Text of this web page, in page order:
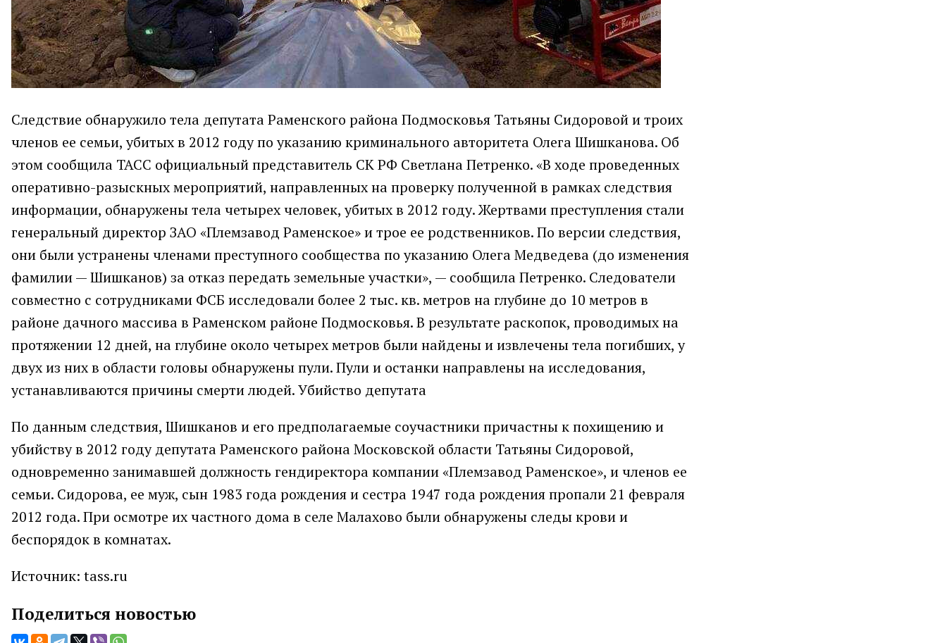
Следствие обнаружило тела депутата Раменского района Подмосковья Татьяны Сидоровой и троих
членов ее семьи, убитых в 2012 году по указанию криминального авторитета Олега Шишканова. Об
этом сообщила ТАСС официальный представитель СК РФ Светлана Петренко. «В ходе проведенных
оперативно-разыскных мероприятий, направленных на проверку полученной в рамках следствия
информации, обнаружены тела четырех человек, убитых в 2012 году. Жертвами преступления стали
генеральный директор ЗАО «Племзавод Раменское» и трое ее родственников. По версии следствия,
они были устранены членами преступного сообщества по указанию Олега Медведева (до изменения
фамилии — Шишканов) за отказ передать земельные участки», — сообщила Петренко. Следователи
совместно с сотрудниками ФСБ исследовали более 2 тыс. кв. метров на глубине до 10 метров в
районе дачного массива в Раменском районе Подмосковья. В результате раскопок, проводимых на
протяжении 12 дней, на глубине около четырех метров были найдены и извлечены тела погибших, у
двух из них в области головы обнаружены пули. Пули и останки направлены на исследования,
устанавливаются причины смерти людей. Убийство депутата
По данным следствия, Шишканов и его предполагаемые соучастники причастны к похищению и
убийству в 2012 году депутата Раменского района Московской области Татьяны Сидоровой,
одновременно занимавшей должность гендиректора компании «Племзавод Раменское», и членов ее
семьи. Сидорова, ее муж, сын 1983 года рождения и сестра 1947 года рождения пропали 21 февраля
2012 года. При осмотре их частного дома в селе Малахово были обнаружены следы крови и
беспорядок в комнатах.
Источник: tass.ru
Поделиться новостью